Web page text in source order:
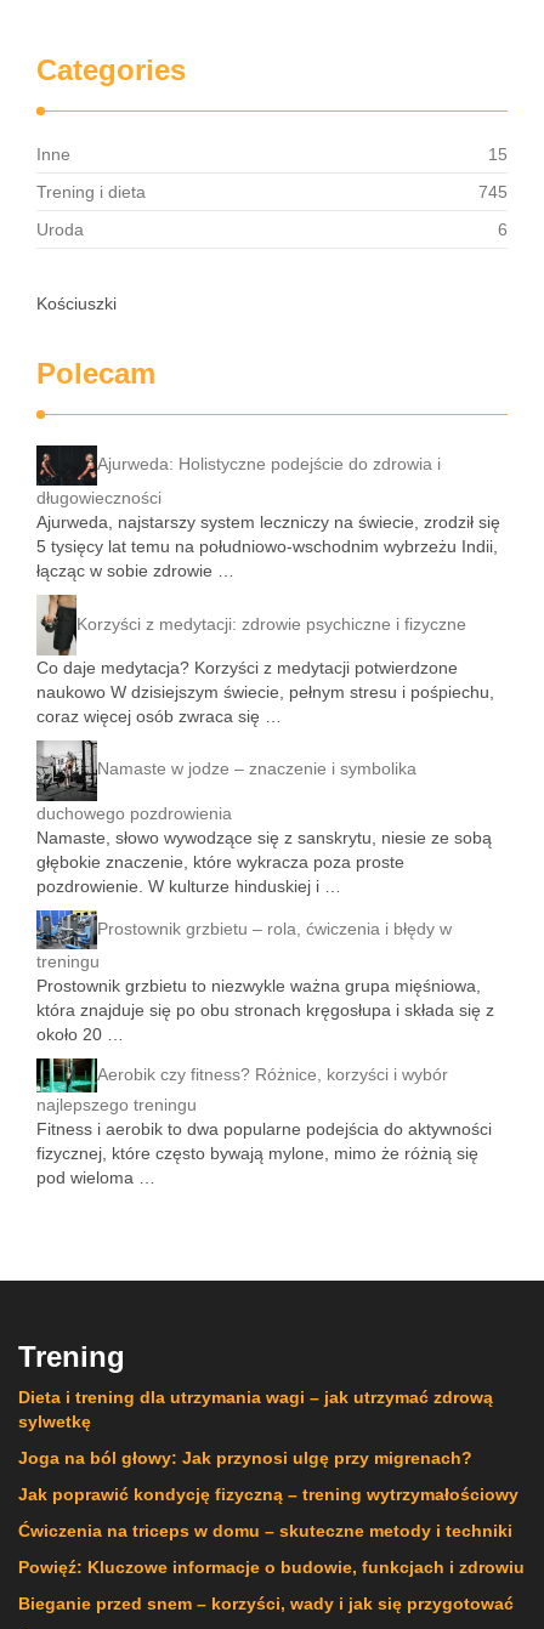
Categories
Inne
15
Trening i dieta
745
Uroda
6
Kościuszki
Polecam
Ajurweda: Holistyczne podejście do zdrowia i
długowieczności
Ajurweda, najstarszy system leczniczy na świecie, zrodził się
5 tysięcy lat temu na południowo-wschodnim wybrzeżu Indii,
łącząc w sobie zdrowie …
Korzyści z medytacji: zdrowie psychiczne i fizyczne
Co daje medytacja? Korzyści z medytacji potwierdzone
naukowo W dzisiejszym świecie, pełnym stresu i pośpiechu,
coraz więcej osób zwraca się …
Namaste w jodze – znaczenie i symbolika
duchowego pozdrowienia
Namaste, słowo wywodzące się z sanskrytu, niesie ze sobą
głębokie znaczenie, które wykracza poza proste
pozdrowienie. W kulturze hinduskiej i …
Prostownik grzbietu – rola, ćwiczenia i błędy w
treningu
Prostownik grzbietu to niezwykle ważna grupa mięśniowa,
która znajduje się po obu stronach kręgosłupa i składa się z
około 20 …
Aerobik czy fitness? Różnice, korzyści i wybór
najlepszego treningu
Fitness i aerobik to dwa popularne podejścia do aktywności
fizycznej, które często bywają mylone, mimo że różnią się
pod wieloma …
Trening
Dieta i trening dla utrzymania wagi – jak utrzymać zdrową
sylwetkę
Joga na ból głowy: Jak przynosi ulgę przy migrenach?
Jak poprawić kondycję fizyczną – trening wytrzymałościowy
Ćwiczenia na triceps w domu – skuteczne metody i techniki
Powięź: Kluczowe informacje o budowie, funkcjach i zdrowiu
Bieganie przed snem – korzyści, wady i jak się przygotować